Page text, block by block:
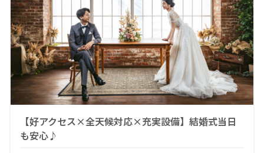
【好アクセス×全天候対応×充実設備】結婚式当日
も安心♪